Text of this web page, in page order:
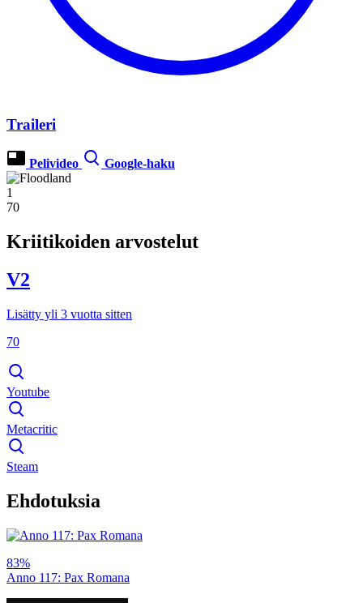
Traileri
Pelivideo Google-haku
1
70
Kriitikoiden arvostelut
V2
Lisätty yli 3 vuotta sitten
70
Youtube
Metacritic
Steam
Ehdotuksia
83%
Anno 117: Pax Romana